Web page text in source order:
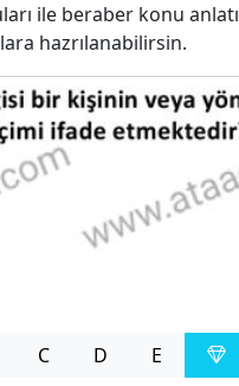
ile beraber konu
hazrılanabilirsin.
C D E